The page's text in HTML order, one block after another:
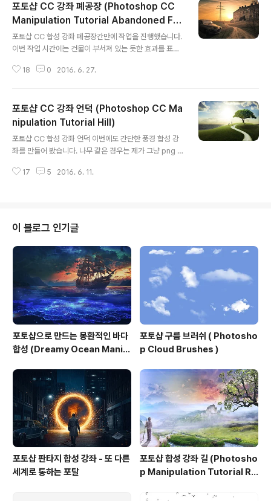
포토샵 CC 강좌 폐공장 (Photoshop CC
Manipulation Tutorial Abandoned Fac
tory )
포토샵 CC 합성 강좌 폐공장간만에 작업을 진행했습니다.
이번 작업 시간에는 건물이 부서져 있는 듯한 효과를 표현
로우 필터를 이용한 색상 작업 효과도 배우실 수 있을 것 같
를 주시면 됩니다. 기존에 제 강좌 중 cs6의 카메라 로우
필터적용 방법이 나와 있으니 참고하시기 바랍니다. Phot
oshop CC Manipulation Tutorial Abandoned Fac
tory (포토샵 CC 합성 강좌 폐공장)Running Time: 41:
24BGMKevin MacLeod - Meditation Impromptu
03 / Meditati..
18 0 2016. 6. 27.
포토샵 CC 강좌 언덕 (Photoshop CC Ma
nipulation Tutorial Hill)
포토샵 CC 합성 강좌 언덕 이번에도 간단한 풍경 합성 강
좌를 만들어 봤습니다. 나무 같은 경우는 제가 그냥 png 파
어 뒀습니다. 심플한 색상과 디자인이 마음에 드네요. 앞으
g ColdSilent Partner- Dog and Pony ShowSilent
Partner- How it BeganThe 126ers- Lonesome A
venueJosh Kirsch/Media Right Productions- Ne
w TattooJason..
17 5 2016. 6. 11.
이 블로그 인기글
포토샵으로 만드는 몽환적인 바다
합성 (Dreamy Ocean Manip
포토샵 구름 브러쉬 ( Photosho
p Cloud Brushes )
포토샵 판타지 합성 강좌 - 또 다른
세계로 통하는 포탈
포토샵 합성 강좌 길 (Photosho
p Manipulation Tutorial Ro